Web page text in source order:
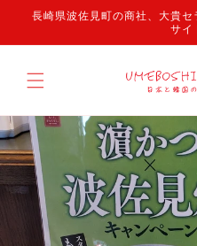
로 건너
長崎県波佐見町の商社、大貴
サイ